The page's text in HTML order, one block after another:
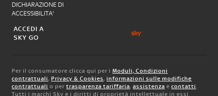
DICHIARAZIONE DI
ACCESSIBILITA'
ACCEDI A
SKY GO
Per il consumatore clicca qui per i Moduli, Condizioni
contrattuali, Privacy & Cookies, informazioni sulle modifiche
contrattuali o per trasparenza tariffaria, assistenza e contatti.
Tutti i marchi Sky e i diritti di proprietà intellettuale in essi